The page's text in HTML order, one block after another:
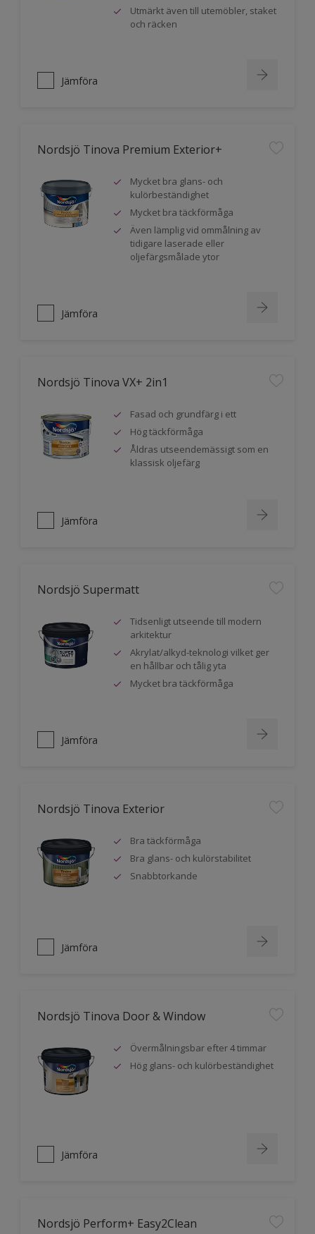
Utmärkt även till utemöbler, staket
och räcken
Jämföra
Nordsjö Tinova Premium Exterior+
Mycket bra glans- och
kulörbeständighet
Mycket bra täckförmåga
Även lämplig vid ommålning av
tidigare laserade eller
oljefärgsmålade ytor
Jämföra
Nordsjö Tinova VX+ 2in1
Fasad och grundfärg i ett
Hög täckförmåga
Åldras utseendemässigt som en
klassisk oljefärg
Jämföra
Nordsjö Supermatt
Tidsenligt utseende till modern
arkitektur
Akrylat/alkyd-teknologi vilket ger
en hållbar och tålig yta
Mycket bra täckförmåga
Jämföra
Nordsjö Tinova Exterior
Bra täckförmåga
Bra glans- och kulörstabilitet
Snabbtorkande
Jämföra
Nordsjö Tinova Door & Window
Övermålningsbar efter 4 timmar
Hög glans- och kulörbeständighet
Jämföra
Nordsjö Perform+ Easy2Clean